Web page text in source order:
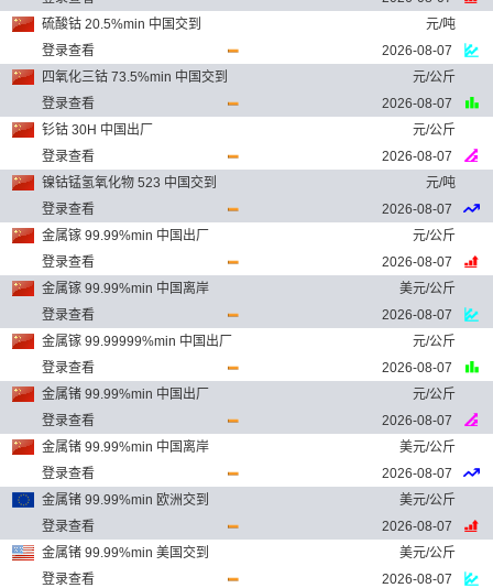
硫酸钴 20.5%min 中国交到
元/吨
登录查看
2026-08-07
四氧化三钴 73.5%min 中国交到
元/公斤
登录查看
2026-08-07
钐钴 30H 中国出厂
元/公斤
登录查看
2026-08-07
镍钴锰氢氧化物 523 中国交到
元/吨
登录查看
2026-08-07
金属镓 99.99%min 中国出厂
元/公斤
登录查看
2026-08-07
金属镓 99.99%min 中国离岸
美元/公斤
登录查看
2026-08-07
金属镓 99.99999%min 中国出厂
元/公斤
登录查看
2026-08-07
金属锗 99.99%min 中国出厂
元/公斤
登录查看
2026-08-07
金属锗 99.99%min 中国离岸
美元/公斤
登录查看
2026-08-07
金属锗 99.99%min 欧洲交到
美元/公斤
登录查看
2026-08-07
金属锗 99.99%min 美国交到
美元/公斤
登录查看
2026-08-07